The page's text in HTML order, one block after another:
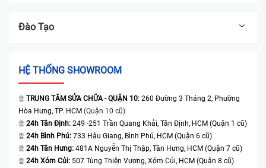
Nếu bạn đang gặp phải một trong các nguyên nhân
được thay pin laptop Dell Vostro 5581 mới, tránh
trường hợp xảy ra nguy hiểm cho bản thân.
Hiện nay trên thị trường xuất hiện rất nhiều địa chỉ có
cung cấp dịch vụ thay pin laptop Dell Vostro 5581
nhưng bạn lại băn khoăn lựa chọn một trung tâm sửa
chữa laptop uy tín, chất lượng. Thì bạn có thể cân
nhắc đến trung tâm Bệnh Viện Điện Thoại, Laptop 24h
Đào Tạo
HỆ THỐNG SHOWROOM
TRUNG TÂM SỬA CHỮA - QUẬN 10: 260 Đường 3 Tháng 2, Phường
Hòa Hưng, TP. HCM (Quận 10 cũ)
24h Tân Định: 249 -251 Trần Quang Khải, Tân Định, HCM (Quận 1 cũ)
24h Bình Phú: 733 Hậu Giang, Bình Phú, HCM (Quận 6 cũ)
24h Tân Hưng: 481A Nguyễn Thị Thập, Tân Hưng, HCM (Quận 7 cũ)
24h Xóm Củi: 507 Tùng Thiện Vương, Xóm Củi, HCM (Quận 8 cũ)